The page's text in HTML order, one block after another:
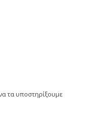
τα υποστηρίξουμε